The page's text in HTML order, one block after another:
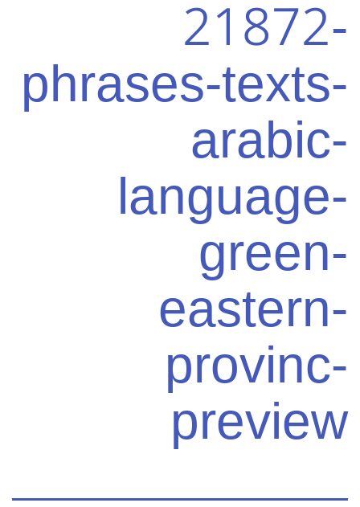
21872-
phrases-texts-
arabic-
language-
green-
eastern-
provinc-
preview